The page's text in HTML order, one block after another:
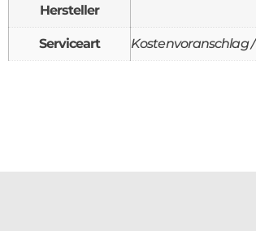
Hersteller
Serviceart Kostenvoranschlag